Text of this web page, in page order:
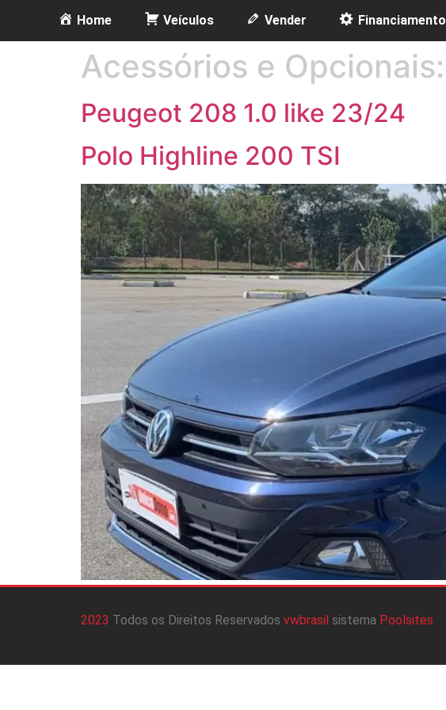
Home Veículos Vender Financiamento
Acessórios e Opcionais:
Peugeot 208 1.0 like 23/24
Polo Highline 200 TSI
2023 Todos os Direitos Reservados vwbrasil sistema Poolsites